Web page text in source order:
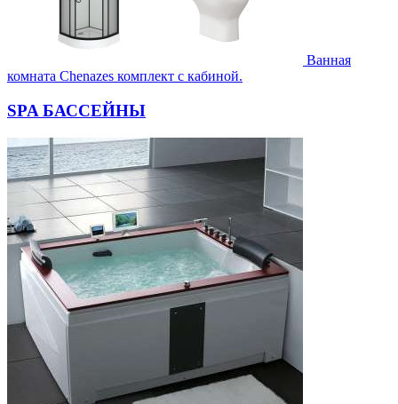
Ванная
комната Chenazes комплект с кабиной.
SPA БАССЕЙНЫ